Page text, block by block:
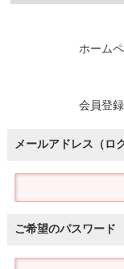
ホーム
会員登
メールアドレス（ロ
ご希望のパスワード